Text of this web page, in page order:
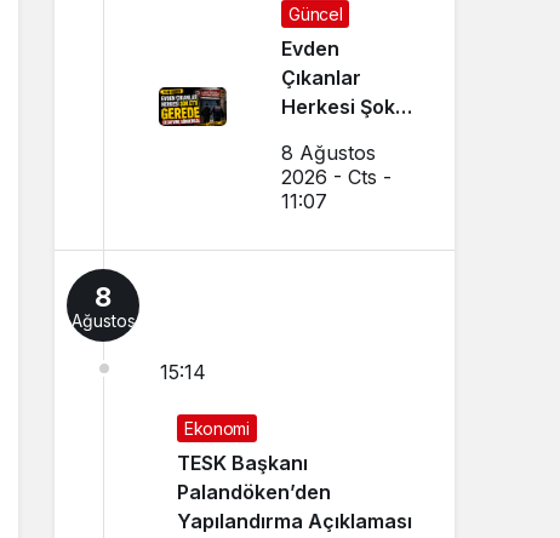
Güncel
Evden
Çıkanlar
Herkesi Şoke
Cezaevine
Gönderildi
8 Ağustos
2026 - Cts -
11:07
8
Ağustos
15:14
Ekonomi
TESK Başkanı
Palandöken’den
Yapılandırma Açıklaması